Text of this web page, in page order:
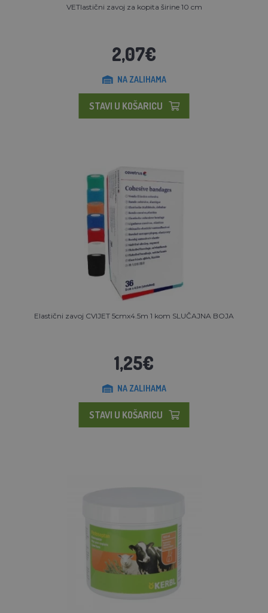
VETlastični zavoj za kopita širine 10 cm
2,07€
NA ZALIHAMA
STAVI U KOŠARICU
Elastični zavoj CVIJET 5cmx4.5m 1 kom SLUČAJNA BOJA
1,25€
NA ZALIHAMA
STAVI U KOŠARICU